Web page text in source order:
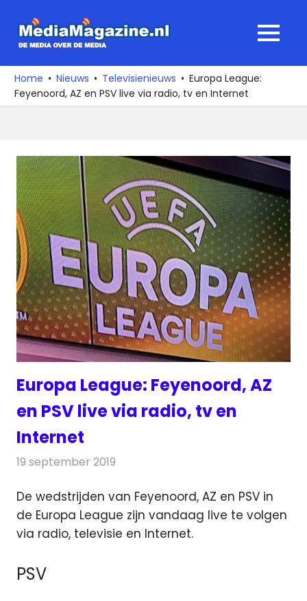
naar
media
over
de
MENU
Home Nieuws Televisienieuws
Europa League:
Feyenoord, AZ en PSV live via radio, tv en Internet
Europa League: Feyenoord, AZ
en PSV live via radio, tv en
Internet
19 september 2019
De wedstrijden van Feyenoord, AZ en PSV in
de Europa League zijn vandaag live te volgen
via radio, televisie en Internet.
PSV